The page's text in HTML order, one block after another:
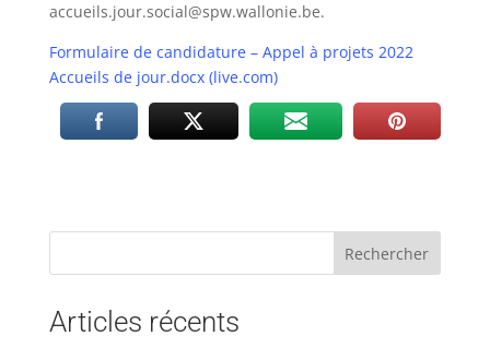
accueils.jour.social@spw.wallonie.be.
Formulaire de candidature – Appel à projets 2022
Accueils de jour.docx (live.com)
Rechercher
Articles récents